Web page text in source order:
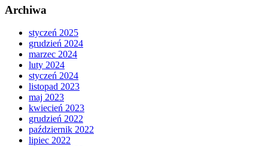
Archiwa
styczeń 2025
grudzień 2024
marzec 2024
luty 2024
styczeń 2024
listopad 2023
maj 2023
kwiecień 2023
grudzień 2022
październik 2022
lipiec 2022